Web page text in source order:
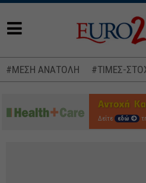
#ΜΕΣΗ ΑΝΑΤΟΛΗ #ΤΙΜΕΣ-
Δείτε εδώ